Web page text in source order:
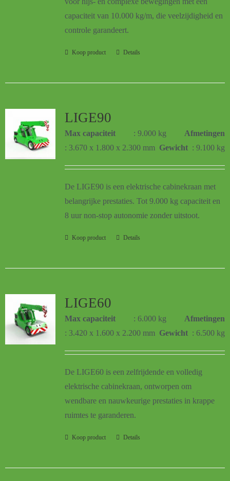
capaciteit van 10.000 kg/m, die veelzijdigheid en
controle garandeert.
Koop product Details
LIGE90
Max capaciteit : 9.000 kg
Afmetingen
: 3.670 x 1.800 x 2.300 mm Gewicht : 9.100 kg
De LIGE90 is een elektrische cabinekraan met
belangrijke prestaties. Tot 9.000 kg capaciteiten
8 uur non-stop autonomie zonder uitstoot.
Koop product Details
LIGE60
Max capaciteit : 6.000 kg
Afmetingen
: 3.420 x 1.600 x 2.200 mm Gewicht : 6.500 kg
De LIGE60 is een zelfrijdende en volledig
elektrische cabinekraan, ontworpen om
wendbare en nauwkeurige prestaties in krappe
ruimtes te garanderen.
Koop product Details